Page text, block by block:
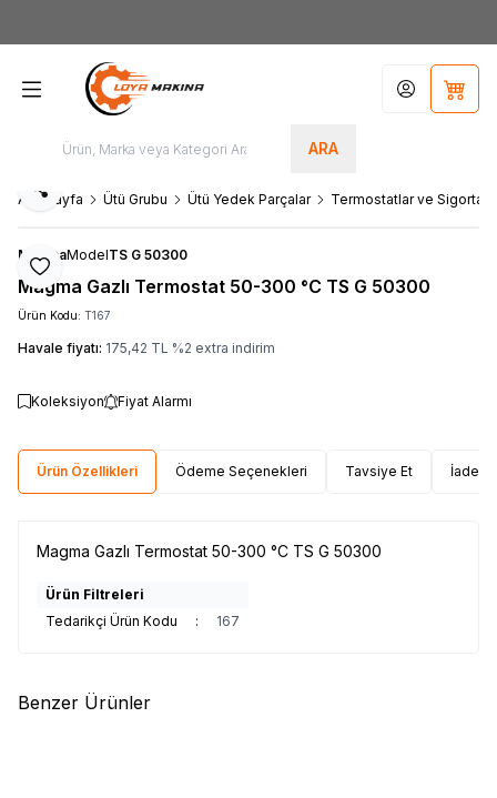
ARA
Hesabım
Ana Sayfa Ütü Grubu Ütü Yedek Parçalar Termostatlar ve
Favoriye Ekle
Paylaş
MagmaModelTS G 50300
Magma Gazlı Termostat 50-300 °C TS G 50300
Ürün Kodu: T167
Havale fiyatı: 175,42 TL %2 extra indirim
Koleksiyon Fiyat Alarmı
Ürün Özellikleri Ödeme Seçenekleri Tavsiye Et İade
Magma Gazlı Termostat 50-300 °C TS G 50300
Ürün Filtreleri
Tedarikçi Ürün Kodu
: 167
Benzer Ürünler